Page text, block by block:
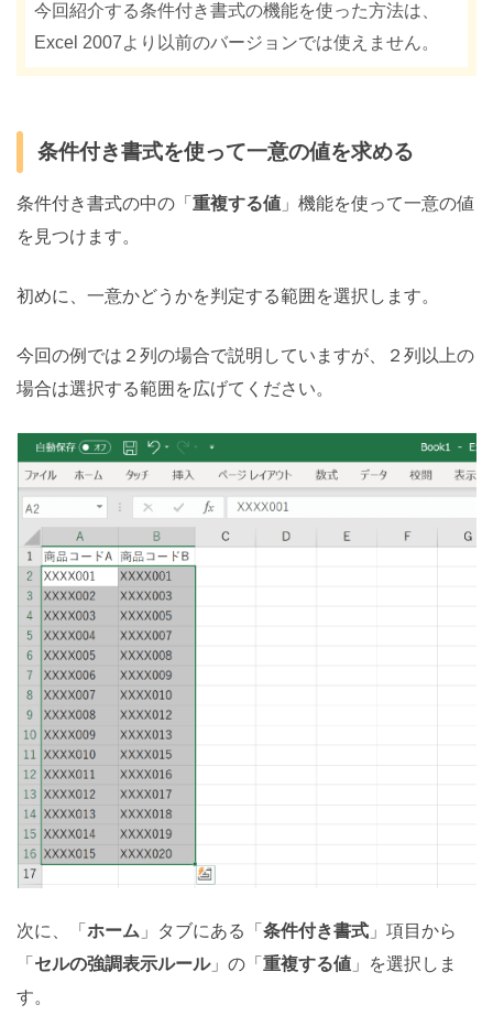
今回紹介する条件付き書式の機能を使った方法は、
Excel 2007より以前のバージョンでは使えません。
条件付き書式を使って一意の値を求める
条件付き書式の中の「 重複する値 」機能を使って一意の値
を見つけます。
初めに、一意かどうかを判定する範囲を選択します。
今回の例では２列の場合で説明していますが、２列以上の
場合は選択する範囲を広げてください。
次に、「 ホーム 」タブにある「 条件付き書式 」項目から
「 セルの強調表示ルール」の「 重複する値 」を選択しま
す。